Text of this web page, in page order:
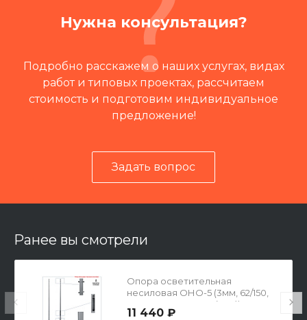
Нужна консультация?
Подробно расскажем о наших услугах, видах
работ и типовых проектах, рассчитаем
стоимость и подготовим индивидуальное
предложение!
Задать вопрос
Ранее вы смотрели
Опора осветительная
несиловая ОНО-5 (3мм, 62/150,
250х250х14-210-4х19(М16))
11 440 ₽